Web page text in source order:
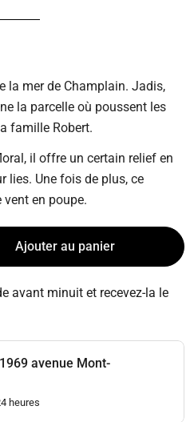
la mer de Champlain. Jadis,
la parcelle où poussent les
famille Robert.
il offre un certain relief en
lies. Une fois de plus, ce
en poupe.
Vignoble Coteau
quantité pour Vignoble
Ajouter au panier
avant minuit et recevez-la le
1969 avenue Mont-
heures